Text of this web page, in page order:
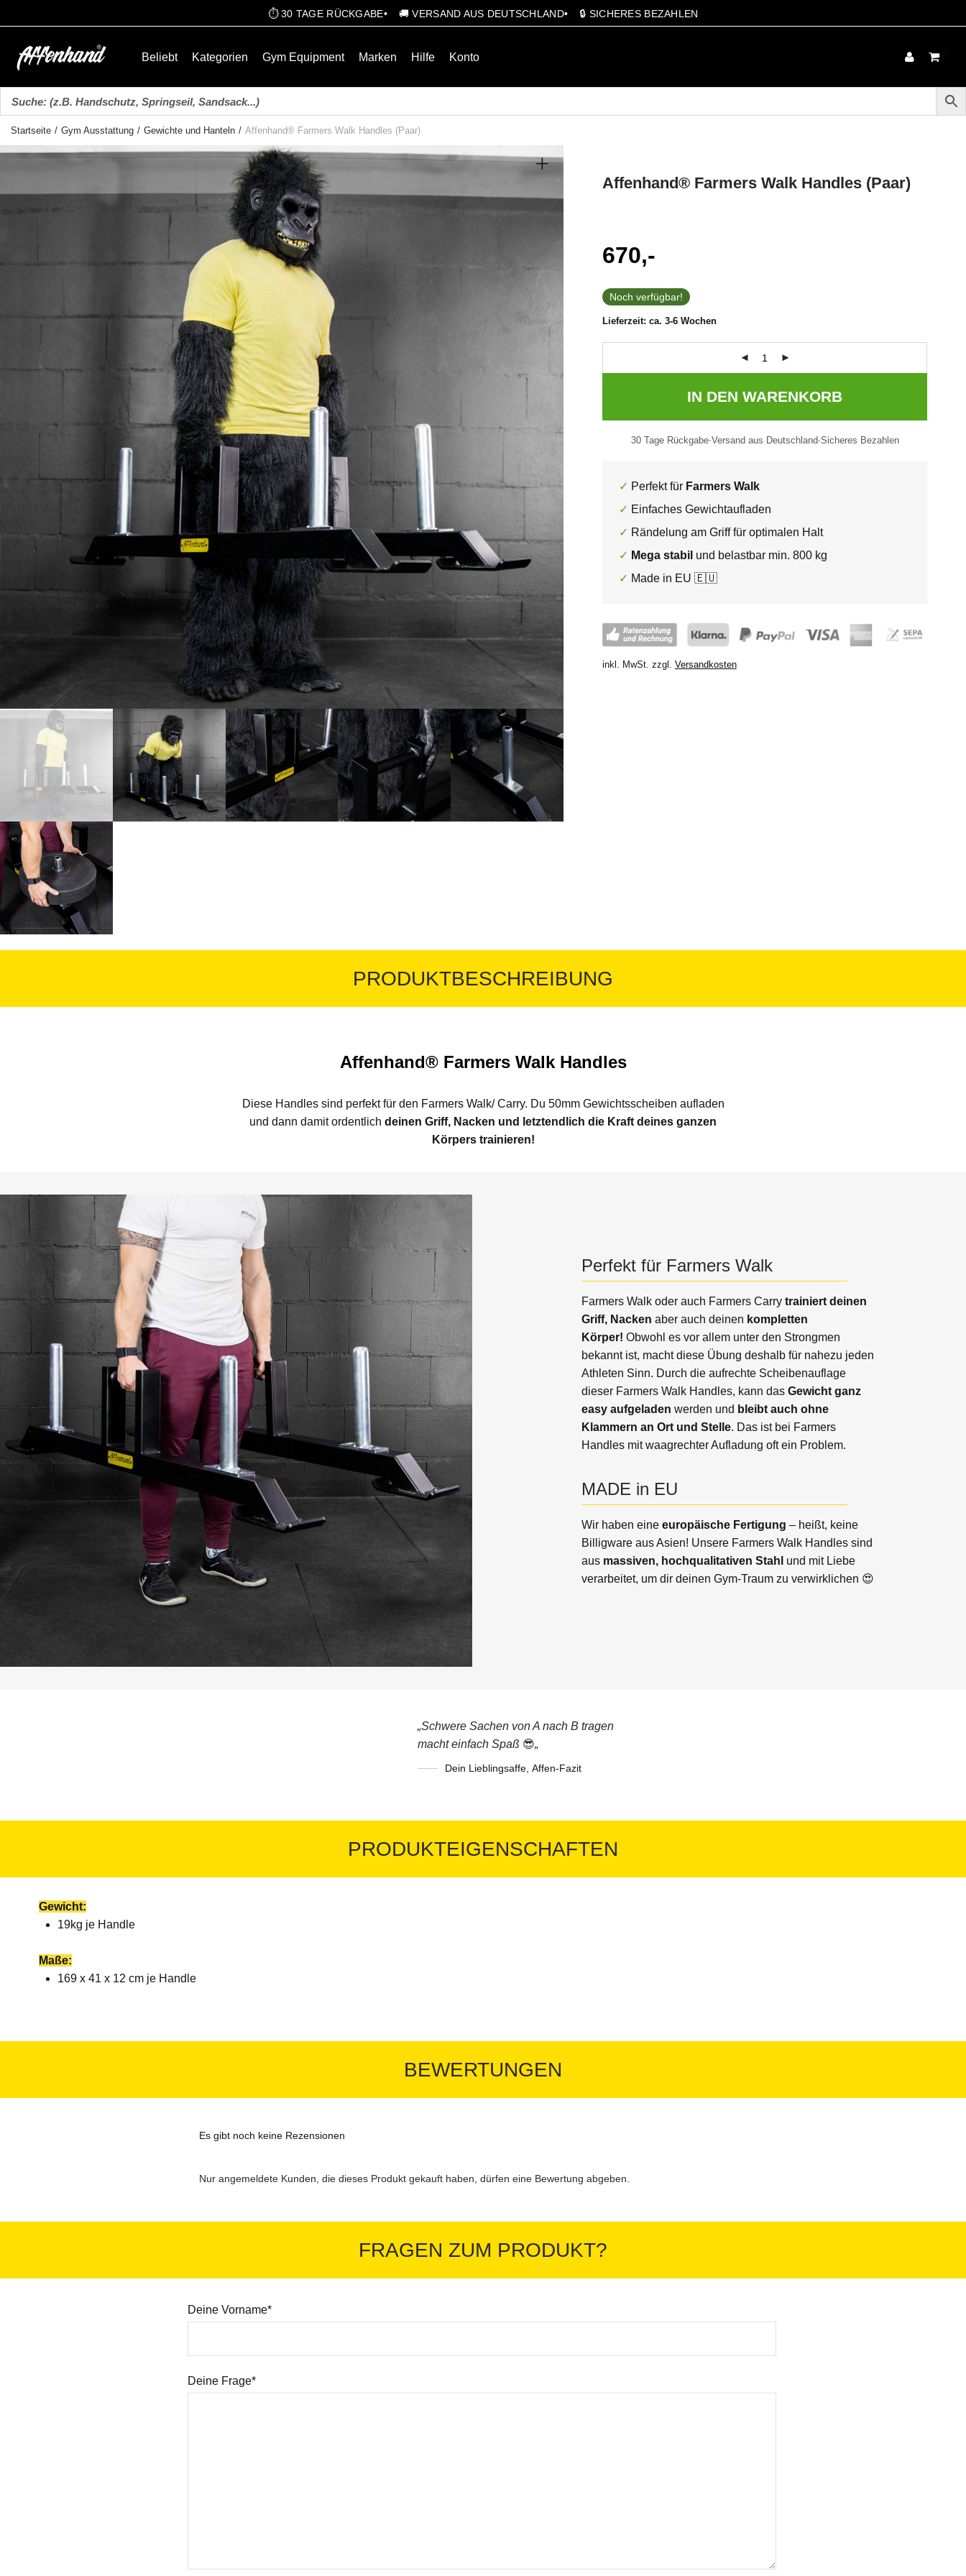
⏱️ 30 TAGE RÜCKGABE 🚚 VERSAND AUS DEUTSCHLAND 🔒 SICHERES BEZAHLEN
Beliebt Kategorien Gym Equipment Marken Hilfe Konto
Startseite / Gym Ausstattung / Gewichte und Hanteln / Affenhand® Farmers Walk Handles (Paar)
Affenhand® Farmers Walk Handles (Paar)
670,-
Noch verfügbar!
Lieferzeit: ca. 3-6 Wochen
IN DEN WARENKORB
30 Tage Rückgabe Versand aus Deutschland Sicheres Bezahlen
Perfekt für Farmers Walk
Einfaches Gewichtaufladen
Rändelung am Griff für optimalen Halt
Mega stabil und belastbar min. 800 kg
Made in EU 🇪🇺
inkl. MwSt. zzgl. Versandkosten
PRODUKTBESCHREIBUNG
Affenhand® Farmers Walk Handles
Diese Handles sind perfekt für den Farmers Walk/ Carry. Du 50mm Gewichtsscheiben aufladen
und dann damit ordentlich deinen Griff, Nacken und letztendlich die Kraft deines ganzen
Körpers trainieren!
Perfekt für Farmers Walk
Farmers Walk oder auch Farmers Carrytrainiert deinen
Griff, Nacken aber auch deinen kompletten
Körper!Obwohl es vor allem unter den Strongmen
bekannt ist, macht diese Übung deshalb für nahezu jeden
Athleten Sinn. Durch die aufrechte Scheibenauflage
dieser Farmers Walk Handles, kann dasGewicht ganz
easy aufgeladen werden und bleibt auch ohne
Klammern an Ort und Stelle. Das ist bei Farmers
Handles mit waagrechter Aufladung oft ein Problem.
MADE in EU
Wir haben eineeuropäische Fertigung – heißt, keine
Billigware aus Asien! Unsere Farmers Walk Handles sind
aus massiven, hochqualitativen Stahl und mit Liebe
verarbeitet, um dir deinen Gym-Traum zu verwirklichen 😍
„Schwere Sachen von A nach B tragen
macht einfach Spaß 😎„
Dein Lieblingsaffe Affen-Fazit
PRODUKTEIGENSCHAFTEN
Gewicht:
19kg je Handle
Maße:
169 x 41 x 12 cm je Handle
BEWERTUNGEN
Es gibt noch keine Rezensionen
Nur angemeldete Kunden, die dieses Produkt gekauft haben, dürfen eine Bewertung abgeben.
FRAGEN ZUM PRODUKT?
Deine Vorname*
Deine Frage*